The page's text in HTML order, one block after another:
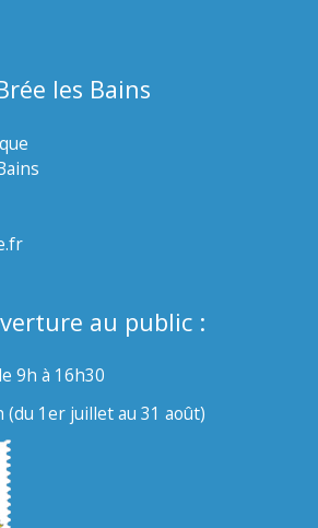
les Bains
au public :
9h à 16h30
(du 1er juillet au 31 août)